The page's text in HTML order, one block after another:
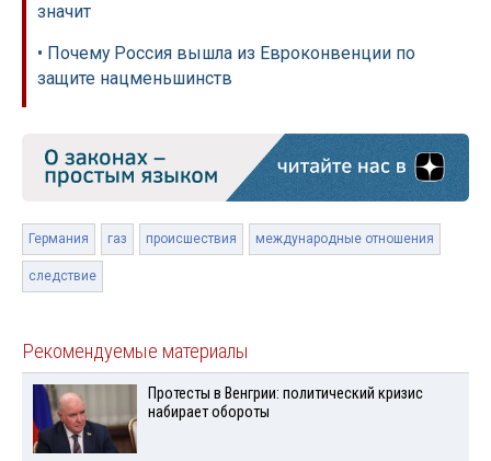
значит
• Почему Россия вышла из Евроконвенции по
защите нацменьшинств
Германия газ происшествия международные отношения
следствие
Рекомендуемые материалы
Протесты в Венгрии: политический кризис
набирает обороты